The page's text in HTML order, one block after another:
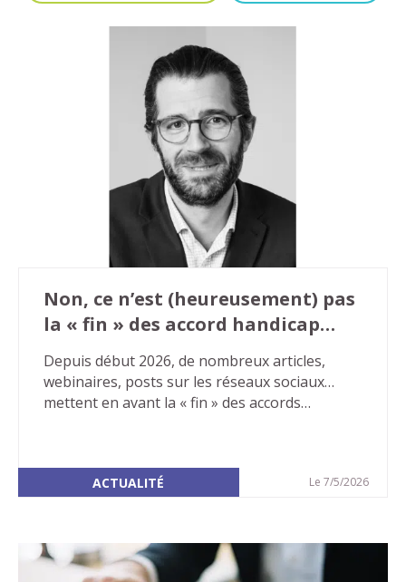
Non, ce n’est (heureusement) pas
la « fin » des accord handicap
agrées
Depuis début 2026, de nombreux articles,
webinaires, posts sur les réseaux sociaux…
mettent en avant la « fin » des accords
du secteur privé… Ces publications mettent
souvent en avant des conséquences
mais aussi car des solutions
d’accompagnement existent pour pérenniser
ACTUALITÉ Le 7/5/2026